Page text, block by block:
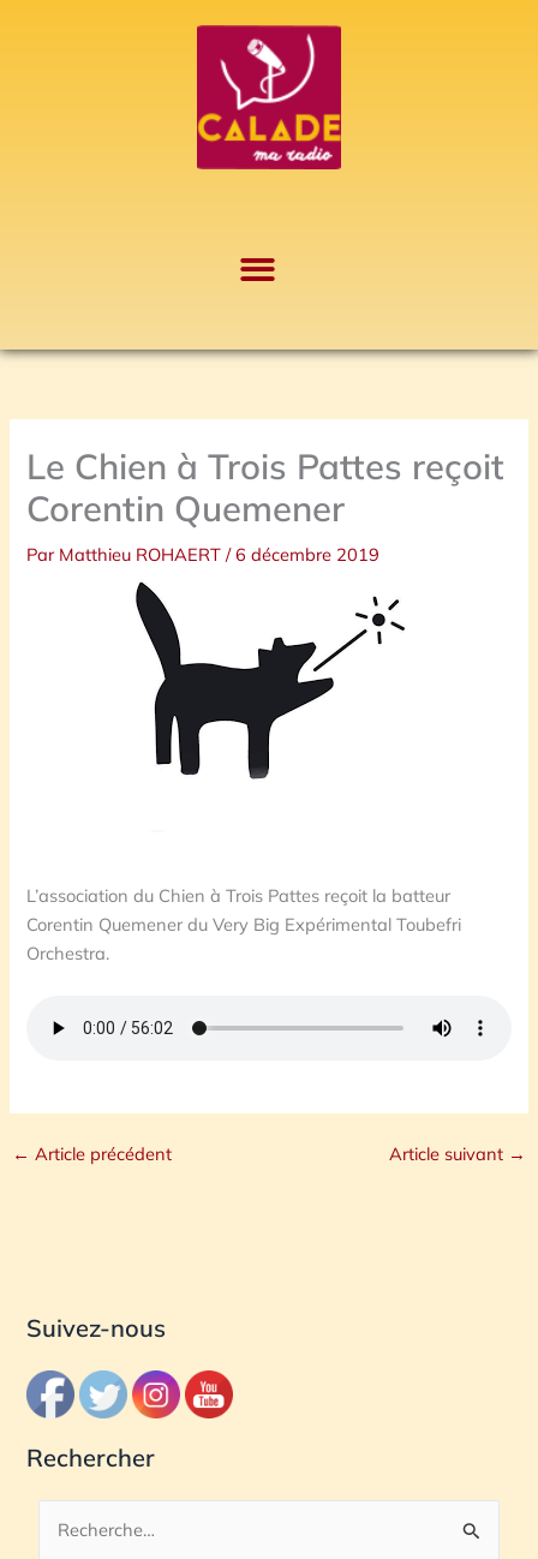
Le Chien à Trois Pattes reçoit
Corentin Quemener
Par Matthieu ROHAERT/6 décembre 2019
L’association du Chien à Trois Pattes reçoit la batteur
Corentin Quemener du Very Big Expérimental Toubefri
Orchestra.
← Article précédent Article suivant →
Suivez-nous
Rechercher